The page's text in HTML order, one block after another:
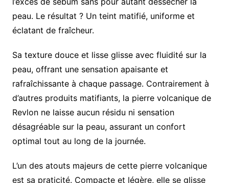
peau. Le résultat ? Un teint matifié, uniforme et
éclatant de fraîcheur.
Sa texture douce et lisse glisse avec fluidité sur la
peau, offrant une sensation apaisante et
rafraîchissante à chaque passage. Contrairement à
d’autres produits matifiants, la pierre volcanique de
Revlon ne laisse aucun résidu ni sensation
désagréable sur la peau, assurant un confort
optimal tout au long de la journée.
L’un des atouts majeurs de cette pierre volcanique
est sa praticité. Compacte et légère, elle se glisse